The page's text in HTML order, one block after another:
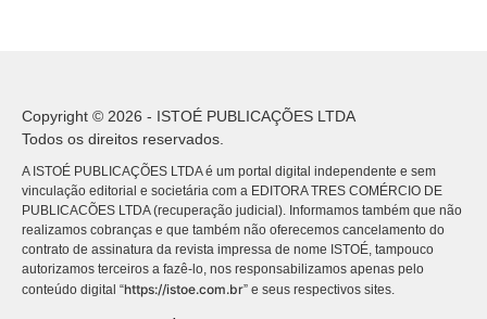
Copyright © 2026 - ISTOÉ PUBLICAÇÕES LTDA
Todos os direitos reservados.
A ISTOÉ PUBLICAÇÕES LTDA é um portal digital independente e sem
vinculação editorial e societária com a EDITORA TRES COMÉRCIO DE
PUBLICACÕES LTDA (recuperação judicial). Informamos também que não
realizamos cobranças e que também não oferecemos cancelamento do
contrato de assinatura da revista impressa de nome ISTOÉ, tampouco
autorizamos terceiros a fazê-lo, nos responsabilizamos apenas pelo
conteúdo digital “https://istoe.com.br” e seus respectivos sites.